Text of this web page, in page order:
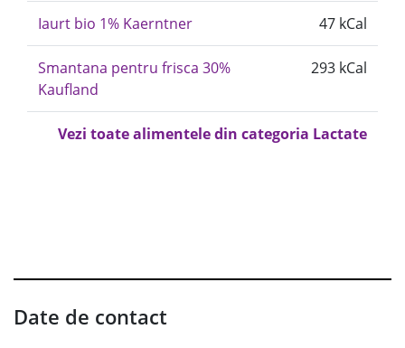
Iaurt bio 1% Kaerntner 47 kCal
Smantana pentru frisca 30%
Kaufland
293 kCal
Vezi toate alimentele din categoria Lactate
Date de contact